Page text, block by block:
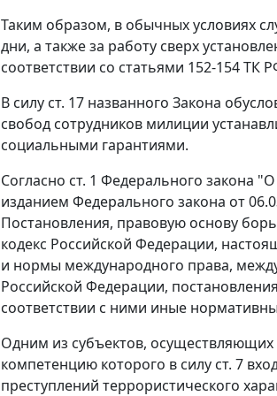
Таким образом, в обычных условиях
дни, а также за работу сверх
соответствии со статьями 152-154ТК
В силу ст. 17 названного Закона
свобод сотрудников милиции
социальными гарантиями.
Согласно ст. 1 Федерального закона
изданием Федерального закона от
Постановления, правовую основу
кодекс Российской Федерации,
и нормы международного права,
Российской Федерации,
соответствии с ними иные
Одним из субъектов,
компетенцию которого в силу ст. 7
преступлений террористического